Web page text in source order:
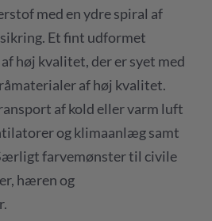
med en ydre spiral af
Et fint udformet
høj kvalitet, der er syet med
af høj kvalitet.
af kold eller varm luft
og klimaanlæg samt
farvemønster til civile
hæren og